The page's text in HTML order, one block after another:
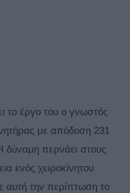
το έργο του ο γνωστός
με απόδοση 231
περνάει στους
ενός χειροκίνητου
αυτή την περίπτωση το